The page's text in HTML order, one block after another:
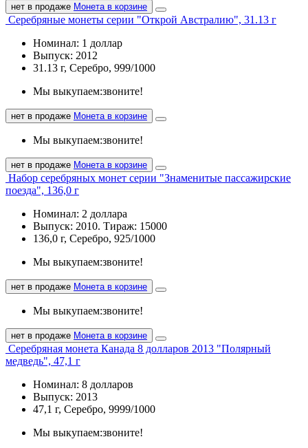
нет в продаже Монета в корзине
Серебряные монеты серии "Открой Австралию", 31.13 г
Номинал: 1 доллар
Выпуск: 2012
31.13 г, Серебро, 999/1000
Мы выкупаем:звоните!
нет в продаже Монета в корзине
Мы выкупаем:звоните!
нет в продаже Монета в корзине
Набор серебряных монет серии "Знаменитые пассажирские
поезда", 136,0 г
Номинал: 2 доллара
Выпуск: 2010. Тираж: 15000
136,0 г, Серебро, 925/1000
Мы выкупаем:звоните!
нет в продаже Монета в корзине
Мы выкупаем:звоните!
нет в продаже Монета в корзине
Серебряная монета Канада 8 долларов 2013 "Полярный
медведь", 47,1 г
Номинал: 8 долларов
Выпуск: 2013
47,1 г, Серебро, 9999/1000
Мы выкупаем:звоните!